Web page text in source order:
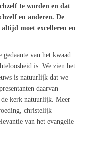
te worden en dat
en anderen. De
moet excelleren en
van het kwaad
is. We zien het
is natuurlijk dat we
daarvan
kerk natuurlijk. Meer
christelijk
van het evangelie